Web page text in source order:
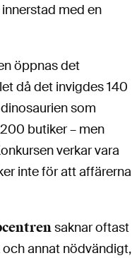
med en
öppnas det
då det invigdes 140
som
butiker – men
verkar vara
inte för att affärerna
saknar oftast
annat nödvändigt,